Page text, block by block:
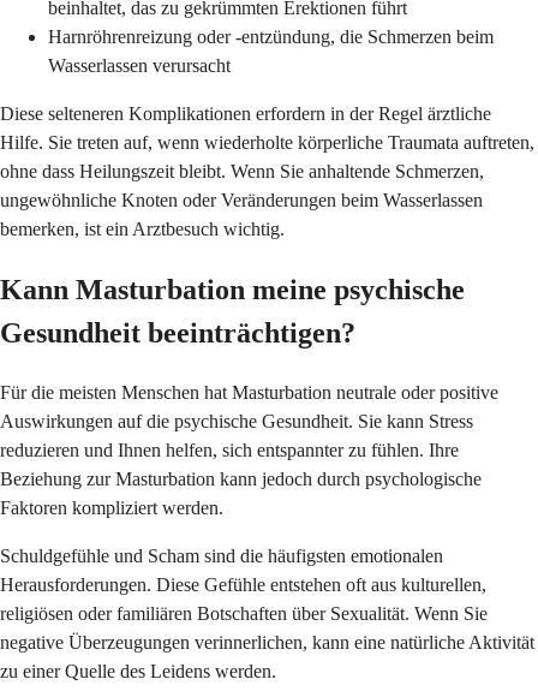
beinhaltet, das zu gekrümmten Erektionen führt
Harnröhrenreizung oder -entzündung, die Schmerzen beim
Wasserlassen verursacht
Diese selteneren Komplikationen erfordern in der Regel ärztliche
Hilfe. Sie treten auf, wenn wiederholte körperliche Traumata auftreten,
ohne dass Heilungszeit bleibt. Wenn Sie anhaltende Schmerzen,
ungewöhnliche Knoten oder Veränderungen beim Wasserlassen
bemerken, ist ein Arztbesuch wichtig.
Kann Masturbation meine psychische
Gesundheit beeinträchtigen?
Für die meisten Menschen hat Masturbation neutrale oder positive
Auswirkungen auf die psychische Gesundheit. Sie kann Stress
reduzieren und Ihnen helfen, sich entspannter zu fühlen. Ihre
Beziehung zur Masturbation kann jedoch durch psychologische
Faktoren kompliziert werden.
Schuldgefühle und Scham sind die häufigsten emotionalen
Herausforderungen. Diese Gefühle entstehen oft aus kulturellen,
religiösen oder familiären Botschaften über Sexualität. Wenn Sie
negative Überzeugungen verinnerlichen, kann eine natürliche Aktivität
zu einer Quelle des Leidens werden.